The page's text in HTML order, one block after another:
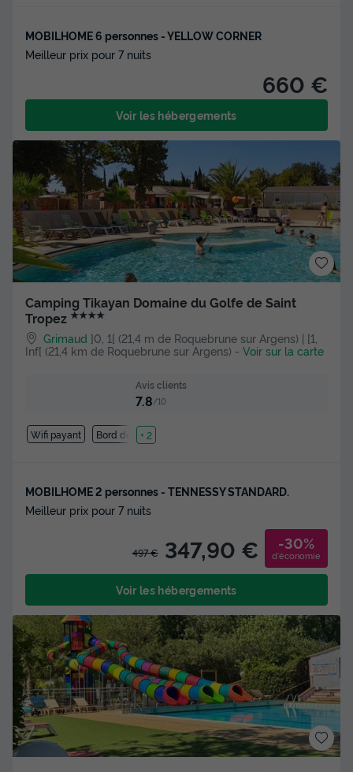
MOBILHOME 6 personnes - YELLOW CORNER
Meilleur prix pour 7 nuits
660 €
Voir les hébergements
Camping Tikayan Domaine du Golfe de Saint
Tropez ★★★★
Grimaud ]0, 1[ (21,4 m de Roquebrune sur Argens) | [1,
Inf[ (21,4 km de Roquebrune sur Argens) - Voir sur la carte
Avis clients
7.8/10
Wifi payant Bord de mer
+ 2
MOBILHOME 2 personnes - TENNESSY STANDARD.
Meilleur prix pour 7 nuits
497 € 347,90 € -30%
d'économie
Voir les hébergements